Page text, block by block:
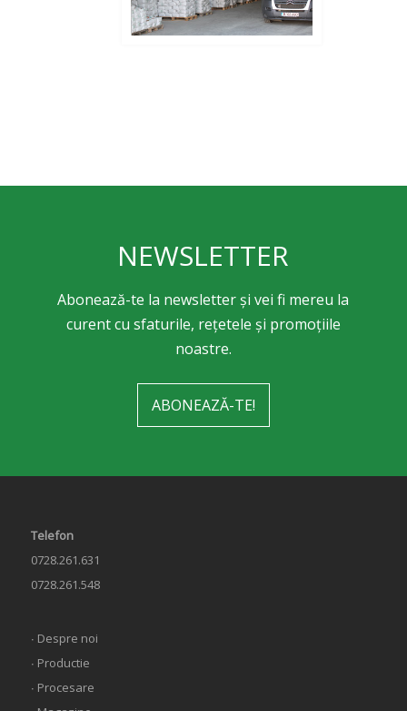
NEWSLETTER
Abonează-te la newsletter și vei fi mereu la
curent cu sfaturile, rețetele și promoțiile
noastre.
ABONEAZĂ-TE!
Telefon
0728.261.631
0728.261.548
∙ Despre noi
∙ Productie
∙ Procesare